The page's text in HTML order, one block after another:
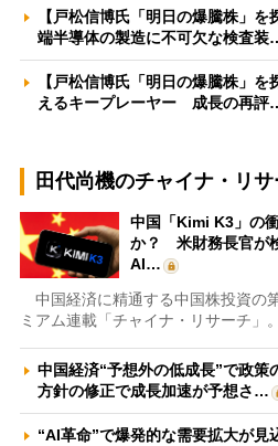
【戸松信博氏「明日の爆騰株」
端半導体の製造に不可欠な検査装
【戸松信博氏「明日の爆騰株」
えるキープレーヤー 成長の再評
田代尚機のチャイナ・リ
中国「Kimi K3」の
か？ 米財務長官が
AI…
中国経済に精通する中国株投資の
ミアム連載「チャイナ・リサーチ」
中国経済“予想外の低成長”で政
方針の修正で成長加速が予想さ…
“AI革命”で爆発的な需要拡大が見